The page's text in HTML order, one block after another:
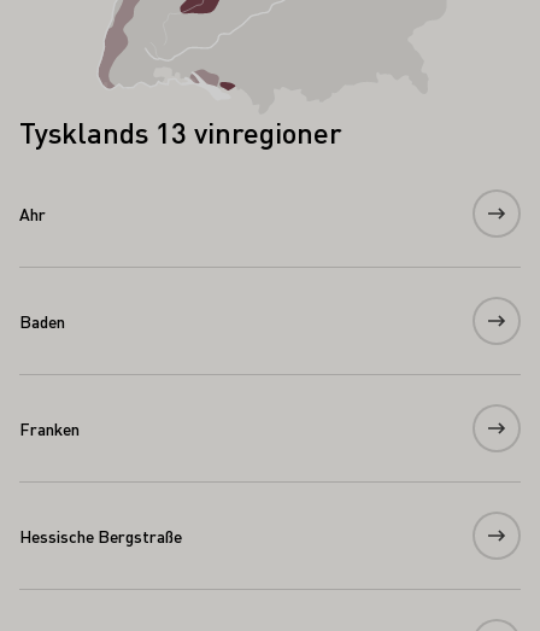
Tysklands 13 vinregioner
Ahr
Baden
Franken
Hessische Bergstraße